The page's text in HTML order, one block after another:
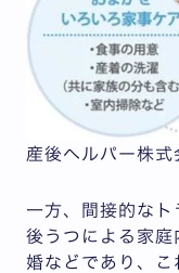
産後ヘルパー株式
一方、間接的なト
後うつによる家庭
婚などであり、こ